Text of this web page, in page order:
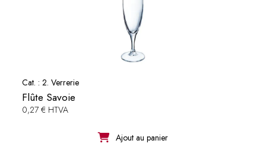
Cat. : 2. Verrerie
Flûte Savoie
0,27 € HTVA
Ajout au panier